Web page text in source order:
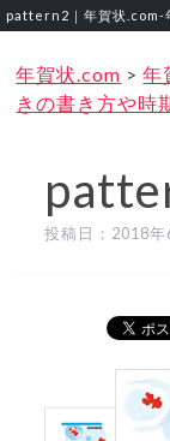
pattern2｜年賀状.com‐
年賀状.com >年
きの書き方や時
投稿日： 2018年